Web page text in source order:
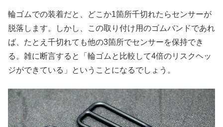
輪ゴムでの装着だと、どこか1箇所千切れたらセンサーが
脱落します。しかし、この取り付け用のゴムバンドであれ
ば、たとえ千切れても他の3箇所でセンサーを保持でき
る。雑に断言すると「輪ゴムと比較して4倍のリスクヘッ
ジができている」ということになるでしょう。